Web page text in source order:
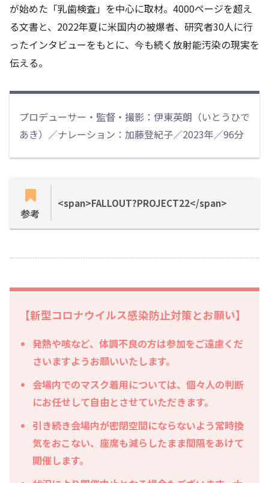
が始めた「乳歯検査」を中心に取材。4000ページを超え
る文書と、2022年夏に米国内の被爆者、研究者30人に行
ったインタビューをもとに、今も続く放射能汚染の現実を
伝える。
プロデューサー・監督・撮影：伊東英朗（いとうひで
あき）／ナレーション：加藤登紀子／2023年／96分
参考
<span>FALLOUT?PROJECT22</span>
【新型コロナウイルス感染防止対策とお願い】
発熱や咳など、体調不良の方は参加をご遠慮くだ
さいますようお願いいたします。
会場内でのマスク着用については、個々人の判断
にお任せして自由とさせていただきます。
引き続き会場内が密閉空間にならないよう常時換
気をおこない、 座席も減らしたまま間隔をあけて
開催します。